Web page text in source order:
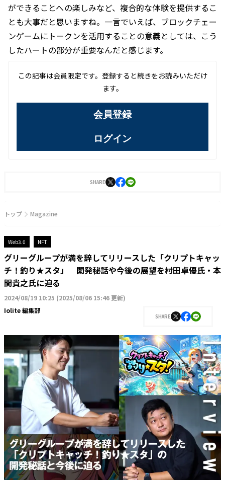
ができることへの楽しみなど、複合的な体験を提供するこ
とも大事だと思いますね。一言でいえば、ブロックチェー
ンゲームにトークンを活用することの意義としては、こう
したハートの部分が重要なんだと感じます。
この記事は会員限定です。登録すると続きをお読みいただけ
ます。
会員登録
ログイン
SHARE
トップ Magazine
Web3.0 NFT
グリーグループが満を辞してリリースした「クリプトキャッ
チ！釣り★スタ」 開発秘話や今後の展望を村田卓優氏・本
間貴之氏に迫る
2024/08/19 10:25 (2025/08/06 15:46 更新)
Iolite 編集部
SHARE